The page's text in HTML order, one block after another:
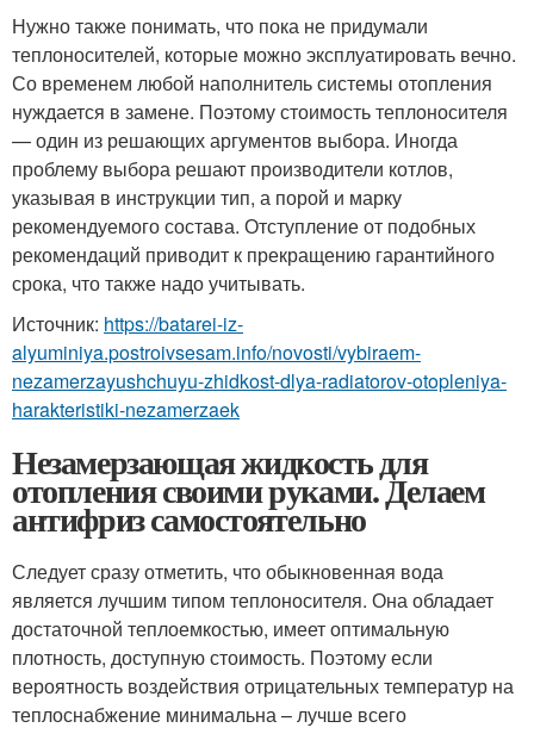
Нужно также понимать, что пока не придумали
теплоносителей, которые можно эксплуатировать вечно.
Со временем любой наполнитель системы отопления
нуждается в замене. Поэтому стоимость теплоносителя
— один из решающих аргументов выбора. Иногда
проблему выбора решают производители котлов,
указывая в инструкции тип, а порой и марку
рекомендуемого состава. Отступление от подобных
рекомендаций приводит к прекращению гарантийного
срока, что также надо учитывать.
Источник: https://batarei-iz-
alyuminiya.postroivsesam.info/novosti/vybiraem-
nezamerzayushchuyu-zhidkost-dlya-radiatorov-otopleniya-
harakteristiki-nezamerzaek
Незамерзающая жидкость для
отопления своими руками. Делаем
антифриз самостоятельно
Следует сразу отметить, что обыкновенная вода
является лучшим типом теплоносителя. Она обладает
достаточной теплоемкостью, имеет оптимальную
плотность, доступную стоимость. Поэтому если
вероятность воздействия отрицательных температур на
теплоснабжение минимальна – лучше всего